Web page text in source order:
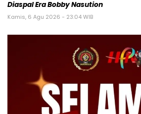
Diaspal Era Bobby Nasution
Kamis, 6 Agu 2026 - 23:04 WIB